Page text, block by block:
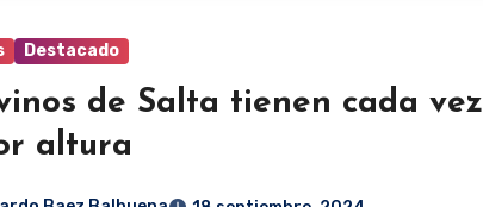
Destacado
de Salta tienen cada vez
altura